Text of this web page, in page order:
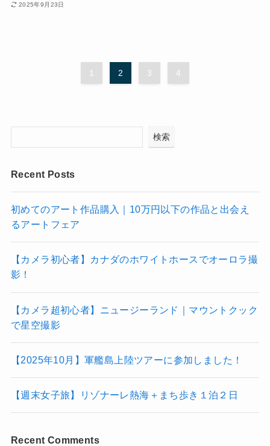
2025年9月23日
1 2 3 4
検索
Recent Posts
初めてのアート作品購入｜10万円以下の作品と出会え
るアートフェア
【カメラ初心者】カナダのホワイトホースでオーロラ撮
影！
【カメラ超初心者】ニュージーランド｜マウントクック
で星空撮影
【2025年10月】軍艦島上陸ツアーに参加しました！
【週末女子旅】リゾナーレ熱海＋まち歩き１泊２日
Recent Comments